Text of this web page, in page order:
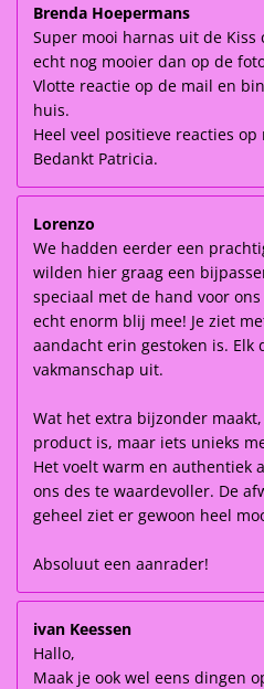
Brenda Hoepermans
Super mooi harnas uit de
echt nog mooier dan op de
Vlotte reactie op de mail en
huis.
Heel veel positieve reacties
Bedankt Patricia.
Lorenzo
We hadden eerder een
wilden hier graag een
speciaal met de hand voor
echt enorm blij mee! Je ziet
aandacht erin gestoken is.
vakmanschap uit.
Wat het extra bijzonder
product is, maar iets unieks
Het voelt warm en authentiek
ons des te waardevoller. De
geheel ziet er gewoon heel
Absoluut een aanrader!
ivan Keessen
Hallo,
Maak je ook wel eens dingen